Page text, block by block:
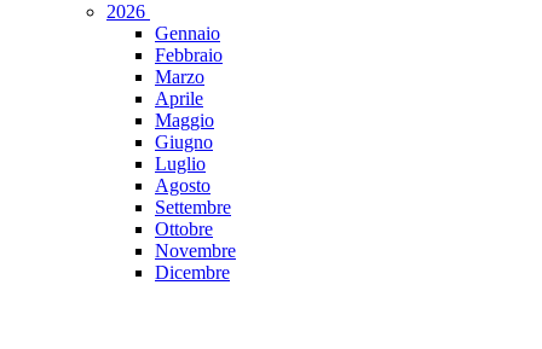
2026
Gennaio
Febbraio
Marzo
Aprile
Maggio
Giugno
Luglio
Agosto
Settembre
Ottobre
Novembre
Dicembre